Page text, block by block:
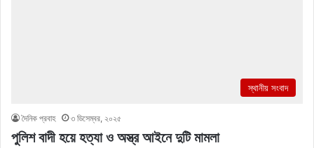
স্থানীয় সংবাদ
দৈনিক প্রবাহ ৩ ডিসেম্বর, ২০২৫
পুলিশ বাদী হয়ে হত্যা ও অস্ত্র আইনে দুটি মামলা